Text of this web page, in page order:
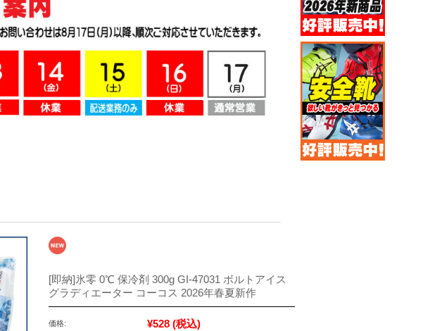
[即納]氷零 0℃ 保冷剤 300g GI-47031 ボルトアイス
グラディエーター コーコス 2026年春夏新作
価格: ¥528 (税込)